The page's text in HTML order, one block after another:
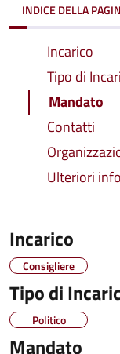
INDICE DELLA
Incarico
Tipo di
Mandato
Contatti
Ulteriori
Incarico
Consigliere
Tipo di
Politico
Mandato